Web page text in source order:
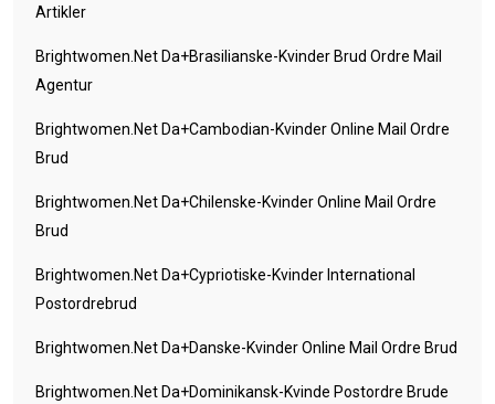
Artikler
Brightwomen.net Da+brasilianske-Kvinder Brud Ordre Mail
Agentur
Brightwomen.net Da+cambodian-Kvinder Online Mail Ordre
Brud
Brightwomen.net Da+chilenske-Kvinder Online Mail Ordre
Brud
Brightwomen.net Da+cypriotiske-Kvinder International
Postordrebrud
Brightwomen.net Da+danske-Kvinder Online Mail Ordre Brud
Brightwomen.net Da+dominikansk-Kvinde Postordre Brude